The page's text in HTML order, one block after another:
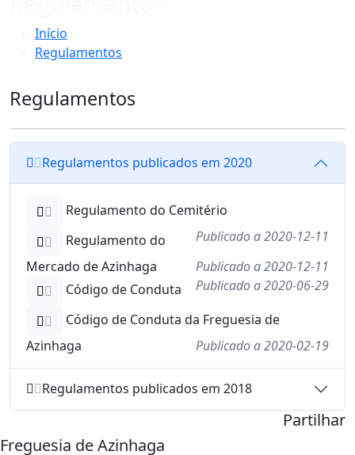
Início
Regulamentos
Regulamentos
Regulamentos publicados em 2020
Regulamento do Cemitério
Publicado a 2020-12-11
Regulamento do
Mercado de Azinhaga
Publicado a 2020-12-11
Código de Conduta
Publicado a 2020-06-29
Código de Conduta da Freguesia de
Azinhaga
Publicado a 2020-02-19
Regulamentos publicados em 2018
Partilhar
Freguesia de Azinhaga